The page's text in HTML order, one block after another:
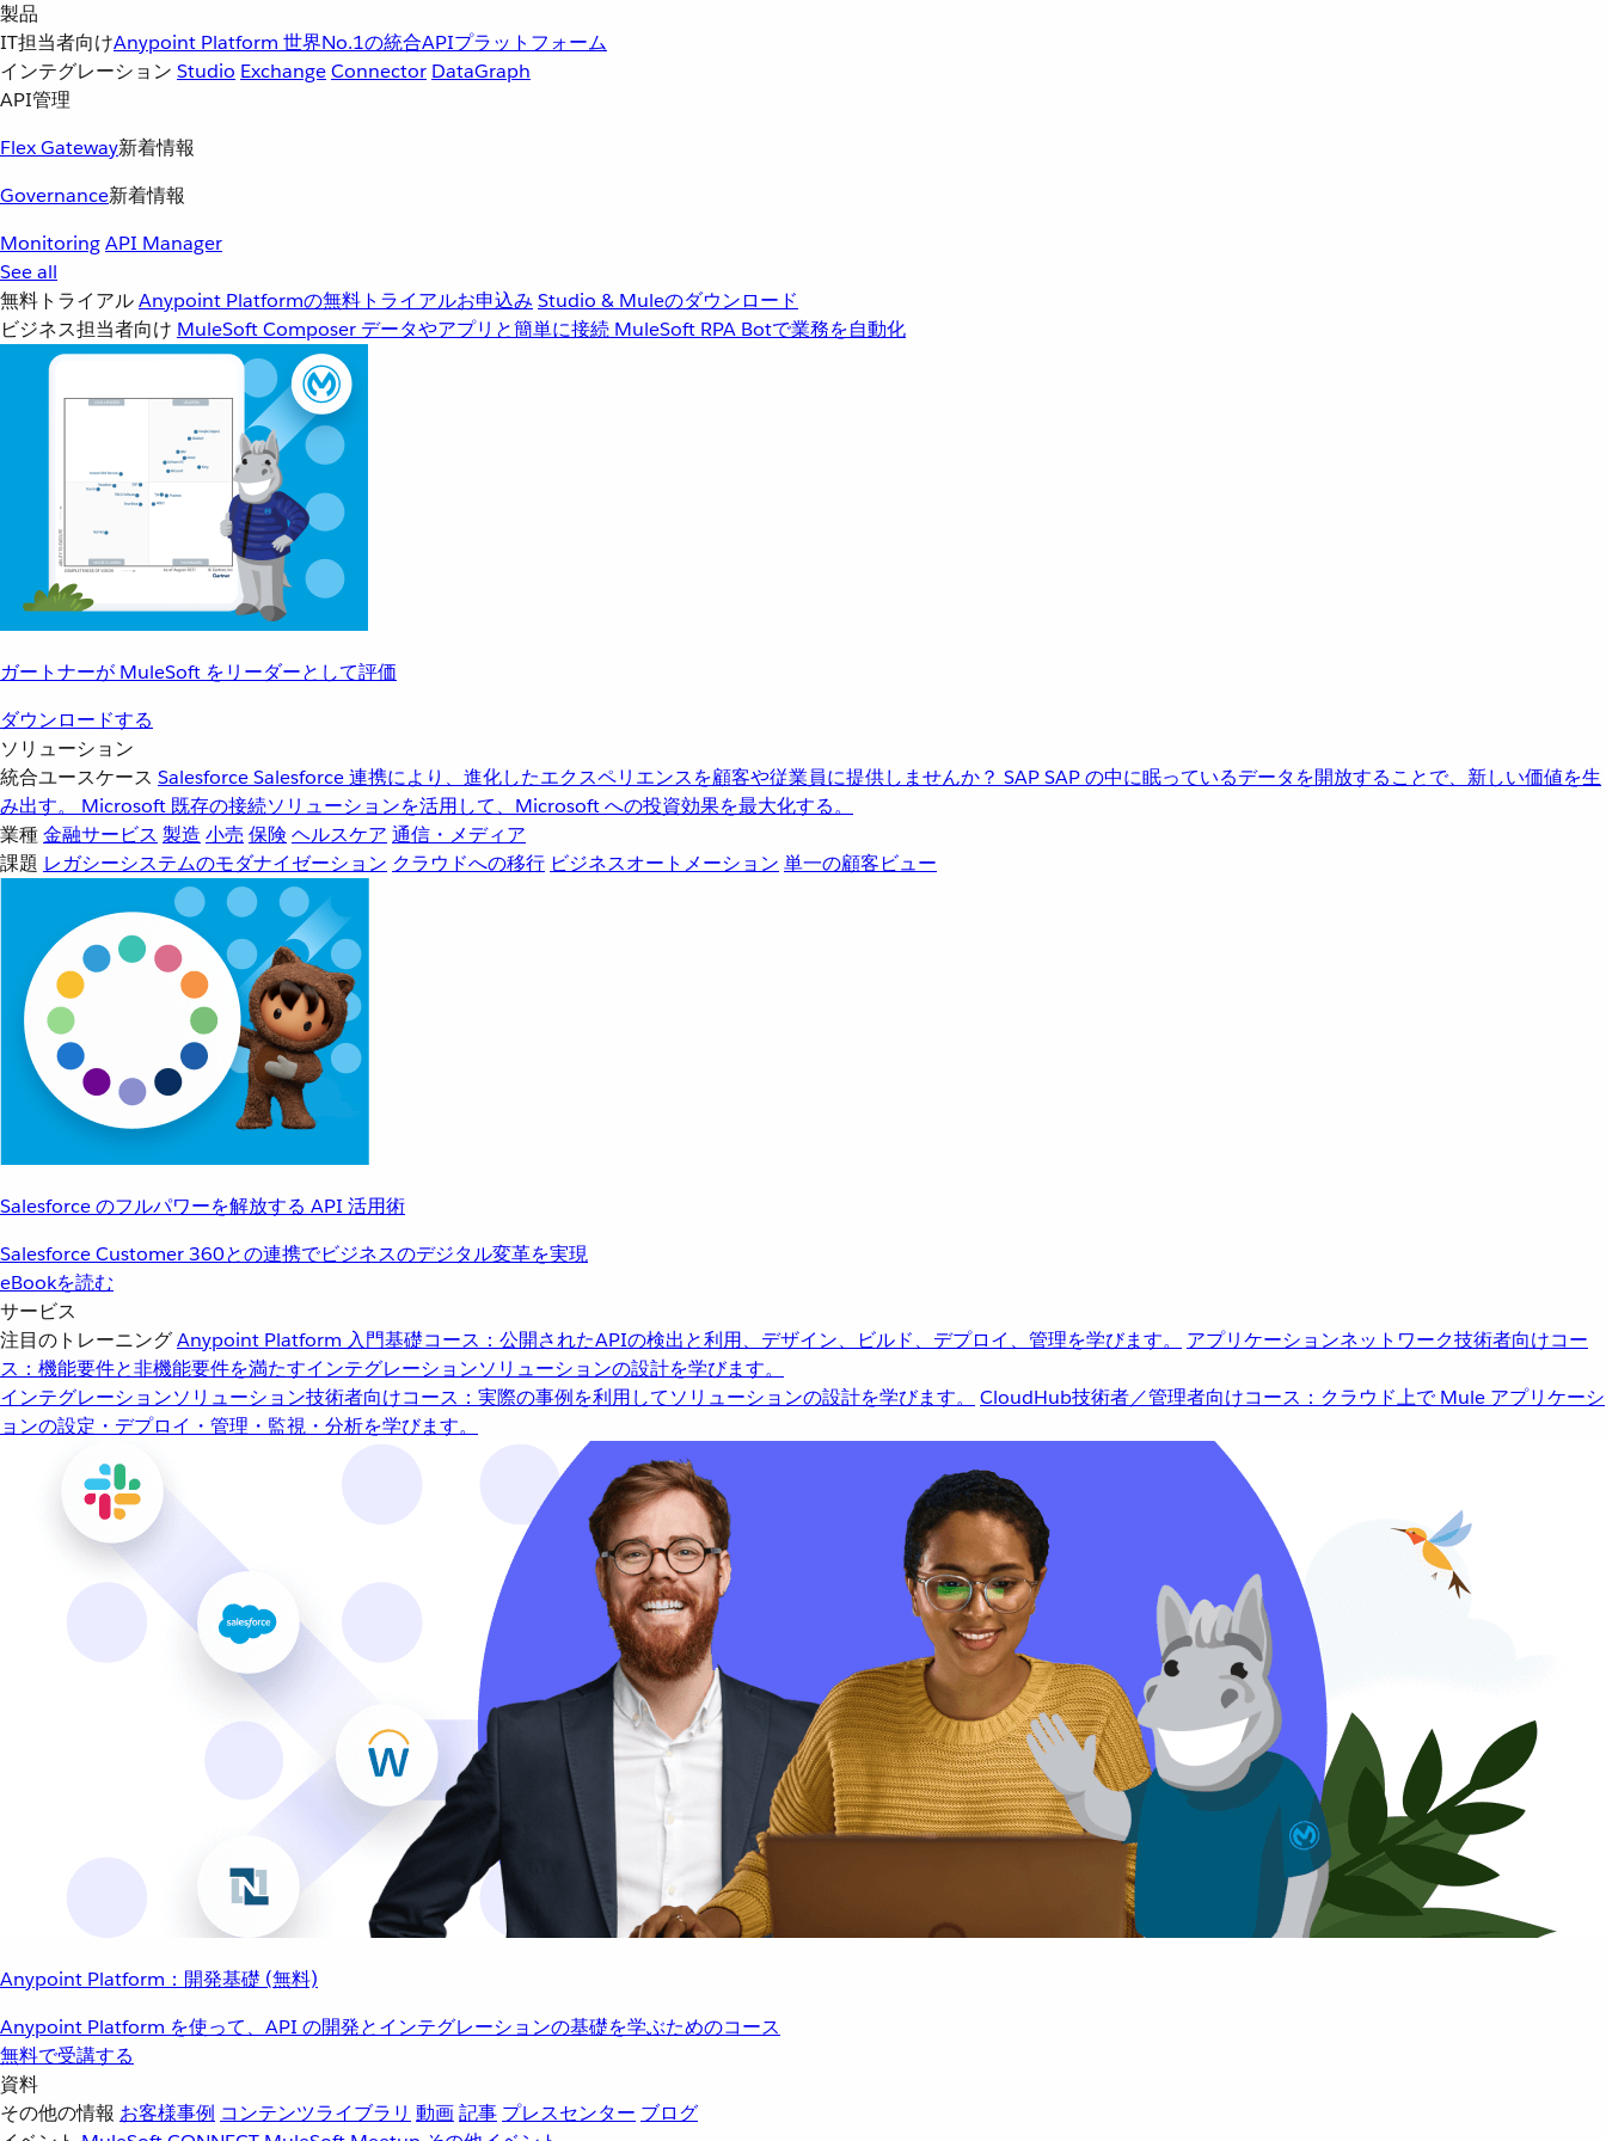
製品
IT担当者向けAnypoint Platform 世界No.1の統合APIプラットフォーム
インテグレーション Studio ExchangeConnector DataGraph
API管理
Flex Gateway新着情報
Governance新着情報
MonitoringAPI Manager
See all
無料トライアルAnypoint Platformの無料トライアルお申込み Studio & Muleのダウンロード
ビジネス担当者向け MuleSoft Composer データやアプリと簡単に接続 MuleSoft RPA Botで業務を自動化
ガートナーが MuleSoft をリーダーとして評価
ダウンロードする
ソリューション
統合ユースケース SalesforceSalesforce 連携により、進化したエクスペリエンスを顧客や従業員に提供しませんか？ SAPSAP の中に眠っているデータを開放することで、新しい価値を生
み出す。
Microsoft 既存の接続ソリューションを活用して、Microsoft への投資効果を最大化する。
業種金融サービス 製造 小売 保険 ヘルスケア 通信・メディア
課題 レガシーシステムのモダナイゼーション クラウドへの移行 ビジネスオートメーション 単一の顧客ビュー
Salesforce のフルパワーを解放する API 活用術
Salesforce Customer 360との連携でビジネスのデジタル変革を実現
eBookを読む
サービス
注目のトレーニングAnypoint Platform 入門基礎コース：公開されたAPIの検出と利用、デザイン、ビルド、デプロイ、管理を学びます。 アプリケーションネットワーク技術者向けコー
ス：機能要件と非機能要件を満たすインテグレーションソリューションの設計を学びます。
インテグレーションソリューション技術者向けコース：実際の事例を利用してソリューションの設計を学びます。 CloudHub技術者／管理者向けコース：クラウド上で Mule アプリケーシ
ョンの設定・デプロイ・管理・監視・分析を学びます。
Anypoint Platform：開発基礎 (無料)
Anypoint Platform を使って、API の開発とインテグレーションの基礎を学ぶためのコース
無料で受講する
資料
その他の情報 お客様事例 コンテンツライブラリ 動画記事 プレスセンター ブログ